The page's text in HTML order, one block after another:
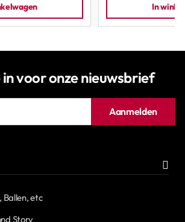
In
voor onze nieuwsbrief
Aanmelden
Ballen, etc
Story